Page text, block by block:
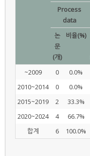
Process
data
논
문
(개)
비율(%)
~2009 0 0.0%
2010~2014
0 0.0%
2015~2019
2 33.3%
2020~2024
4 66.7%
합계
6 100.0%